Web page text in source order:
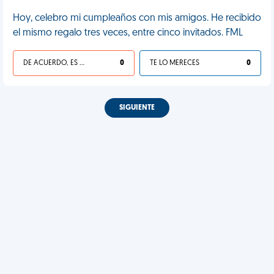
Hoy, celebro mi cumpleaños con mis amigos. He recibido
el mismo regalo tres veces, entre cinco invitados. FML
DE ACUERDO, ES UNA VIDA HP 0 TE LO MERECES 0
SIGUIENTE